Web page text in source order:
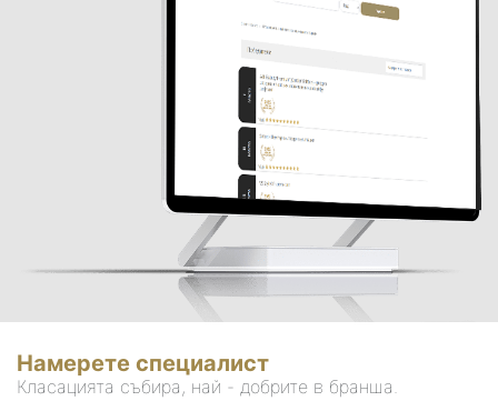
Намерете специалист
Класацията събира, най - добрите в бранша.